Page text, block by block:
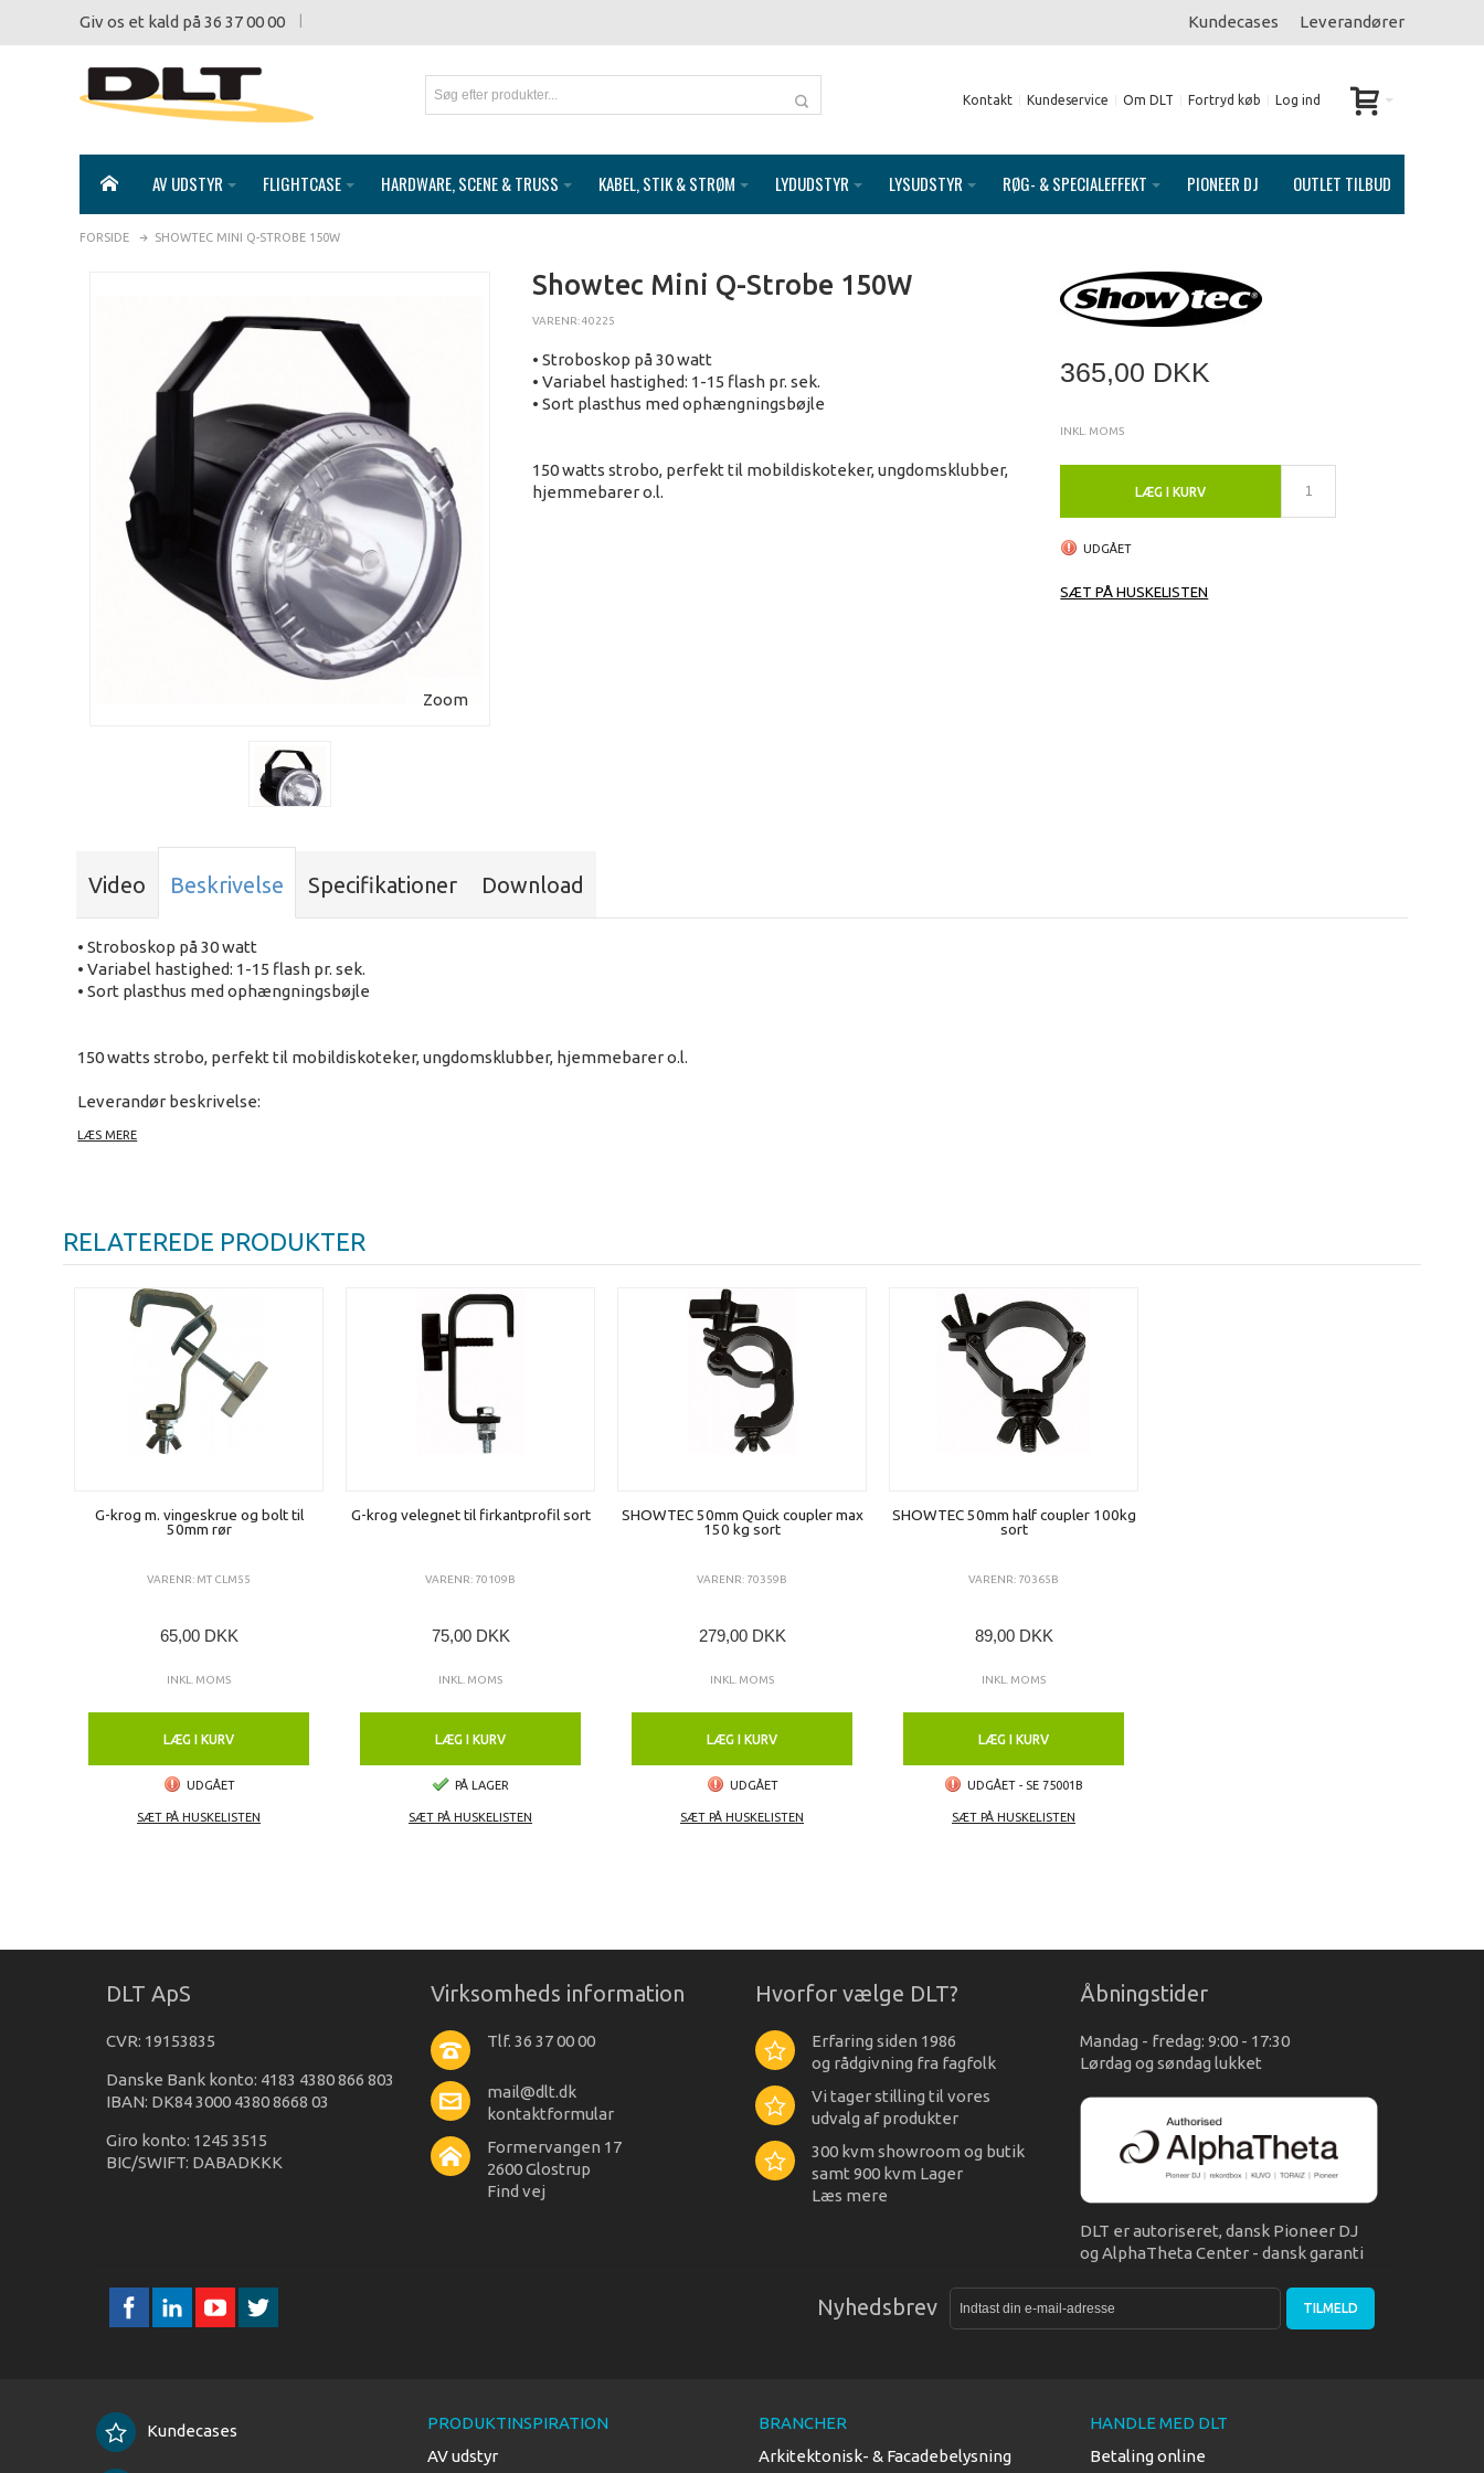
Giv os et kald på 36 37 00 00 Kundecases Leverandører
Kontakt Kundeservice Om DLT Fortryd køb Log ind
AV UDSTYR FLIGHTCASE HARDWARE, SCENE & TRUSS KABEL, STIK & STRØM LYDUDSTYR LYSUDSTYR RØG- & SPECIALEFFEKT PIONEER DJ OUTLET TILBUD
FORSIDE SHOWTEC MINI Q-STROBE 150W
Zoom
Showtec Mini Q-Strobe 150W
VARENR: 40225
• Stroboskop på 30 watt
• Variabel hastighed: 1-15 flash pr. sek.
• Sort plasthus med ophængningsbøjle
150 watts strobo, perfekt til mobildiskoteker, ungdomsklubber,
hjemmebarer o.l.
365,00 DKK
INKL. MOMS
LÆG I KURV
UDGÅET
SÆT PÅ HUSKELISTEN
Video Beskrivelse Specifikationer Download
• Stroboskop på 30 watt
• Variabel hastighed: 1-15 flash pr. sek.
• Sort plasthus med ophængningsbøjle
150 watts strobo, perfekt til mobildiskoteker, ungdomsklubber, hjemmebarer o.l.
Leverandør beskrivelse:
• 1-15 flashes/sec.
LÆS MERE
RELATEREDE PRODUKTER
G-krog m. vingeskrue og bolt til
50mm rør
VARENR: MT CLM55
65,00 DKK
INKL. MOMS
LÆG I KURV
UDGÅET
SÆT PÅ HUSKELISTEN
G-krog velegnet til firkantprofil sort
VARENR: 70109B
75,00 DKK
INKL. MOMS
LÆG I KURV
PÅ LAGER
SÆT PÅ HUSKELISTEN
SHOWTEC 50mm Quick coupler max
150 kg sort
VARENR: 70359B
279,00 DKK
INKL. MOMS
LÆG I KURV
UDGÅET
SÆT PÅ HUSKELISTEN
SHOWTEC 50mm half coupler 100kg
sort
VARENR: 70365B
89,00 DKK
INKL. MOMS
LÆG I KURV
UDGÅET - SE 75001B
SÆT PÅ HUSKELISTEN
DLT ApS
CVR: 19153835
Danske Bank konto: 4183 4380 866 803
IBAN: DK84 3000 4380 8668 03
Giro konto: 1245 3515
BIC/SWIFT: DABADKKK
Virksomheds information
Tlf. 36 37 00 00
mail@dlt.dk
kontaktformular
Formervangen 17
2600 Glostrup
Find vej
Hvorfor vælge DLT?
Erfaring siden 1986
og rådgivning fra fagfolk
Vi tager stilling til vores
udvalg af produkter
300 kvm showroom og butik
samt 900 kvm Lager
Læs mere
Åbningstider
Mandag - fredag: 9:00 - 17:30
Lørdag og søndag lukket
DLT er autoriseret, dansk Pioneer DJ
og AlphaTheta Center - dansk garanti
Nyhedsbrev TILMELD
Kundecases
PRODUKTINSPIRATION
AV udstyr
BRANCHER
Arkitektonisk- & Facadebelysning
HANDLE MED DLT
Betaling online